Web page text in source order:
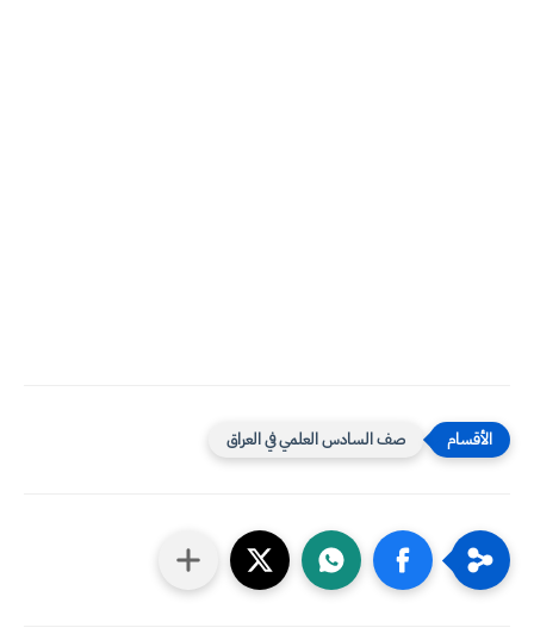
صف السادس العلمي في العراق